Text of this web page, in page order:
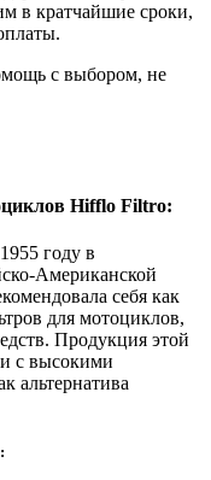
в кратчайшие сроки,
с выбором, не
Hifflo Filtro:
году в
Американской
себя как
для мотоциклов,
Продукция этой
с высокими
альтернатива